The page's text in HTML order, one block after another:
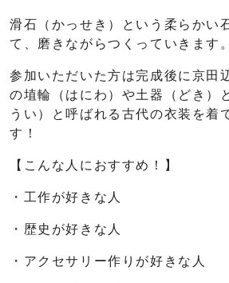
滑石（かっせき）という柔らかい
て、磨きながらつくっていきます。
参加いただいた方は完成後に京田
の埴輪（はにわ）や土器（どき）
うい）と呼ばれる古代の衣装を着
す！
【こんな人におすすめ！】
・工作が好きな人
・歴史が好きな人
・アクセサリー作りが好きな人